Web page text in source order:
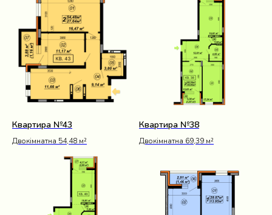
Квартира №43
Двокімнатна 54,48 м²
Квартира №38
Двокімнатна 69,39 м²